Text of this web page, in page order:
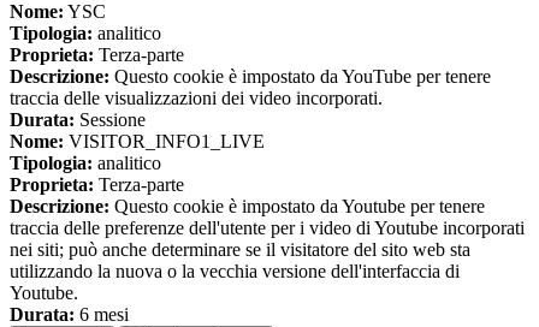
Nome: YSC
Tipologia: analitico
Proprieta: Terza-parte
Descrizione: Questo cookie è impostato da YouTube per tenere
traccia delle visualizzazioni dei video incorporati.
Durata: Sessione
Nome: VISITOR_INFO1_LIVE
Tipologia: analitico
Proprieta: Terza-parte
Descrizione: Questo cookie è impostato da Youtube per tenere
traccia delle preferenze dell'utente per i video di Youtube incorporati
nei siti; può anche determinare se il visitatore del sito web sta
utilizzando la nuova o la vecchia versione dell'interfaccia di
Youtube.
Durata: 6 mesi